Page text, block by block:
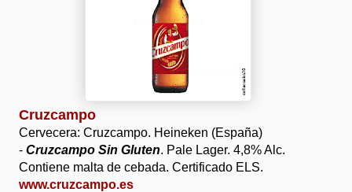
Cruzcampo
Cervecera: Cruzcampo. Heineken (España)
- Cruzcampo Sin Gluten. Pale Lager. 4,8% Alc.
Contiene malta de cebada. Certificado ELS.
www.cruzcampo.es